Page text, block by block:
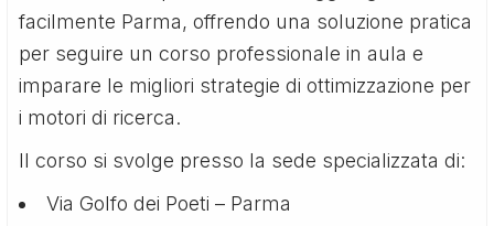
facilmente Parma, offrendo una soluzione pratica
per seguire un corso professionale in aula e
imparare le migliori strategie di ottimizzazione per
i motori di ricerca.
Il corso si svolge presso la sede specializzata di:
Via Golfo dei Poeti – Parma